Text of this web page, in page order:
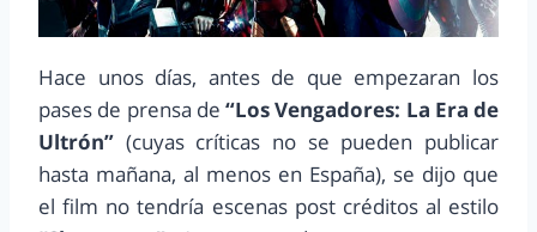
Hace unos días, antes de que empezaran los
pases de prensa de “Los Vengadores: La Era de
Ultrón” (cuyas críticas no se pueden publicar
hasta mañana, al menos en España), se dijo que
el film no tendría escenas post créditos al estilo